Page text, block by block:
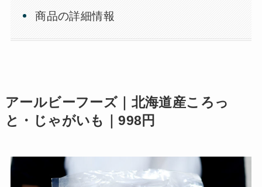
商品の詳細情報
アールビーフーズ｜北海道産ころっ
と・じゃがいも｜998円